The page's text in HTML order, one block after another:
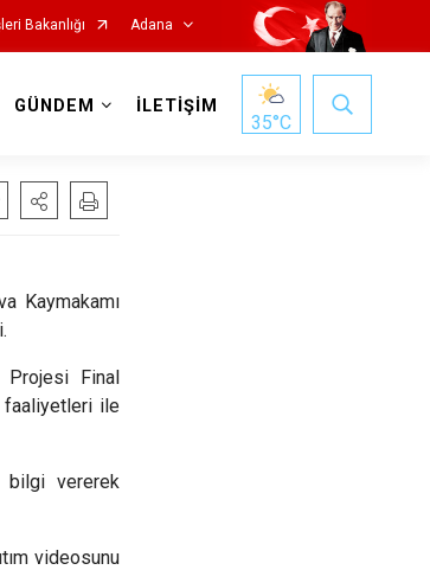
Bakanlığı Adana
Seyhan
Yumurtalık
Sarıçam
GÜNDEM İLETİŞİM
35°C
Kaymakamı
Projesi Final
faaliyetleri ile
bilgi vererek
videosunu